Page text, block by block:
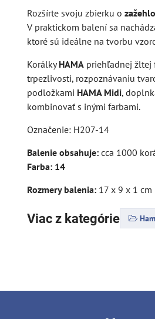
Rozšírte svoju zbierku o
V praktickom balení sa
ktoré sú ideálne na tvorbu
KorálkyHAMA priehľadnej žltej
trpezlivosti, rozpoznávaniu
podložkami HAMA Midi,
kombinovať s inými farbami.
Označenie: H207-14
Balenie obsahuje: cca 1000
Farba: 14
Rozmery balenia: 17 x 9 x 1 cm
Viac z kategórie